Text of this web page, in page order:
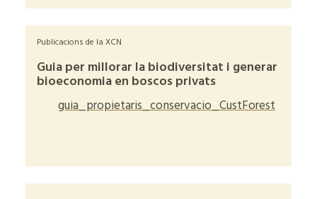
Publicacions de la XCN
Guia per millorar la biodiversitat i generar
bioeconomia en boscos privats
guia_propietaris_conservacio_CustForest